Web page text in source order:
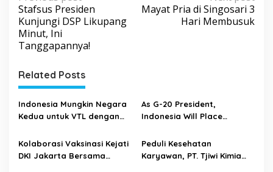
o
s
t
n
a
v
i
a
Stafsus Presiden
Kunjungi DSP Likupang
Minut, Ini
Tanggapannya!
Mayat Pria di Singosari 3
Hari Membusuk
Related Posts
Indonesia Mungkin Negara
Kedua untuk VTL dengan
As G-20 President,
Indonesia Will Place
Year’s Agenda
Kolaborasi Vaksinasi Kejati
DKI Jakarta Bersama
Peduli Kesehatan
Karyawan, PT. Tjiwi Kimia